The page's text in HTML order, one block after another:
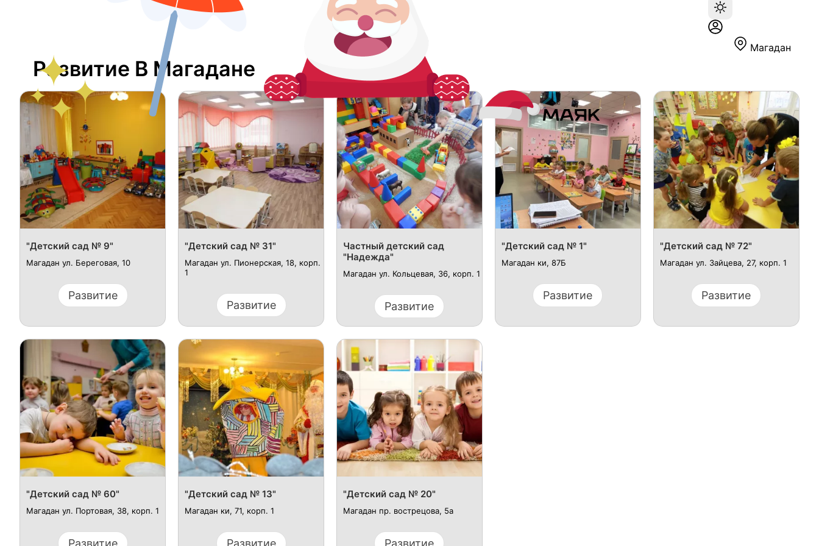
Магадан
Развитие В Магадане
"Детский сад № 9"
Магадан ул. Береговая, 10
Развитие
"Детский сад № 31"
Магадан ул. Пионерская, 18, корп.
1
Развитие
Частный детский сад
"Надежда"
Магадан ул. Кольцевая, 36, корп. 1
Развитие
"Детский сад № 1"
Магадан ки, 87Б
Развитие
"Детский сад № 72"
Магадан ул. Зайцева, 27, корп. 1
Развитие
"Детский сад № 60"
Магадан ул. Портовая, 38, корп. 1
Развитие
"Детский сад № 13"
Магадан ки, 71, корп. 1
Развитие
"Детский сад № 20"
Магадан пр. вострецова, 5а
Развитие